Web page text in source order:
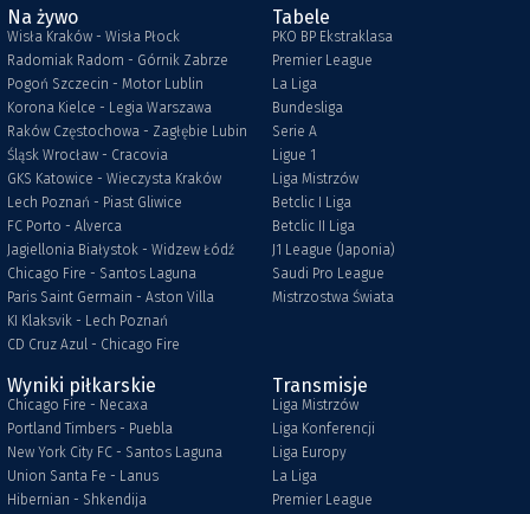
Na żywo
Wisła Kraków - Wisła Płock
Radomiak Radom - Górnik Zabrze
Pogoń Szczecin - Motor Lublin
Korona Kielce - Legia Warszawa
Raków Częstochowa - Zagłębie Lubin
Śląsk Wrocław - Cracovia
GKS Katowice - Wieczysta Kraków
Lech Poznań - Piast Gliwice
FC Porto - Alverca
Jagiellonia Białystok - Widzew Łódź
Chicago Fire - Santos Laguna
Paris Saint Germain - Aston Villa
KI Klaksvik - Lech Poznań
CD Cruz Azul - Chicago Fire
Tabele
PKO BP Ekstraklasa
Premier League
La Liga
Bundesliga
Serie A
Ligue 1
Liga Mistrzów
Betclic I Liga
Betclic II Liga
J1 League (Japonia)
Saudi Pro League
Mistrzostwa Świata
Wyniki piłkarskie
Chicago Fire - Necaxa
Portland Timbers - Puebla
New York City FC - Santos Laguna
Union Santa Fe - Lanus
Hibernian - Shkendija
Transmisje
Liga Mistrzów
Liga Konferencji
Liga Europy
La Liga
Premier League